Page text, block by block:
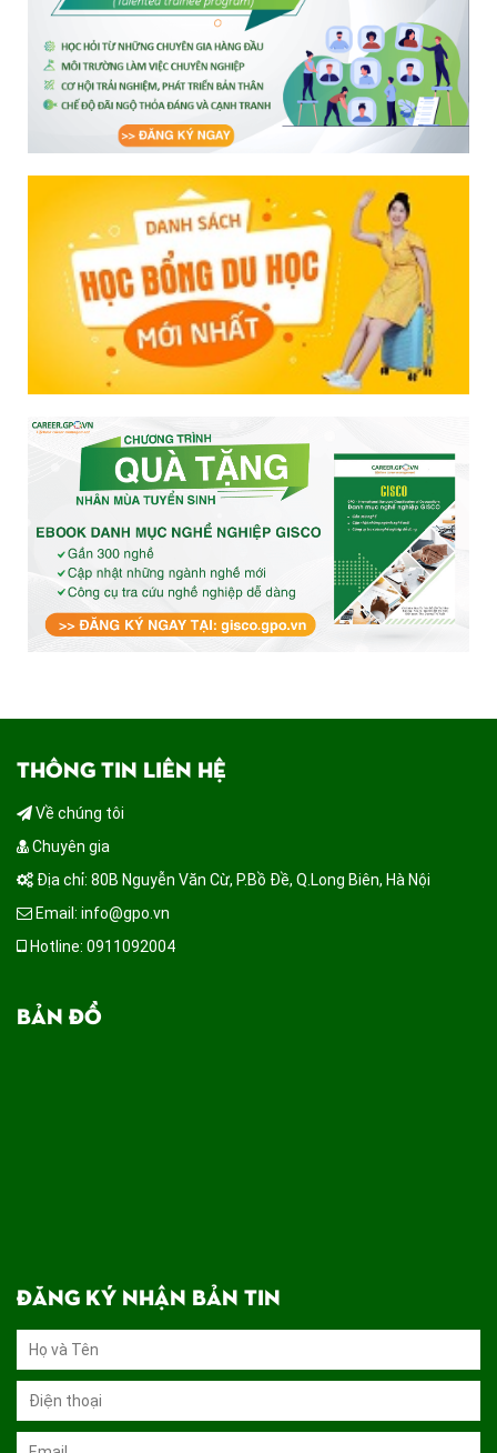
THÔNG TIN LIÊN HỆ
Về chúng tôi
Chuyên gia
Địa chỉ: 80B Nguyễn Văn Cừ, P.Bồ Đề, Q.Long Biên, Hà Nội
Email: info@gpo.vn
Hotline: 0911092004
BẢN ĐỒ
ĐĂNG KÝ NHẬN BẢN TIN